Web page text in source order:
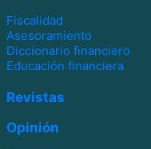
Fiscalidad
Asesoramiento
Diccionario financiero
Educación financiera
Revistas
Opinión